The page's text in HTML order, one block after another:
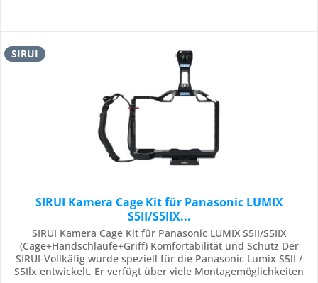
SIRUI
SIRUI Kamera Cage Kit für Panasonic LUMIX
S5II/S5IIX...
SIRUI Kamera Cage Kit für Panasonic LUMIX S5II/S5IIX
(Cage+Handschlaufe+Griff) Komfortabilität und Schutz Der
SIRUI-Vollkäfig wurde speziell für die Panasonic Lumix S5lI /
S5Ilx entwickelt. Er verfügt über viele Montagemöglichkeiten